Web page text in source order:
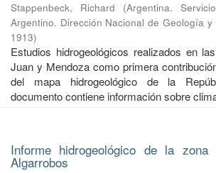
Stappenbeck, Richard (Argentina.
Argentino. Dirección Nacional de Geología y
1913)
Estudios hidrogeológicos realizados en
Juan y Mendoza como primera
del mapa hidrogeológico de la
documento contiene información sobre
Informe hidrogeológico de la
Algarrobos